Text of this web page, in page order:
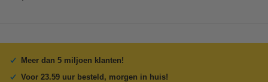
Meer dan 5 miljoen klanten!
Voor 23.59 uur besteld, morgen in huis!